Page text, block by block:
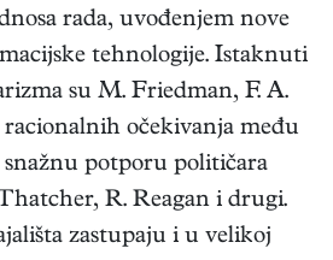
rada, uvođenjem nove
tehnologije. Istaknuti
su M. Friedman, F. A.
očekivanja među
potporu političara
R. Reagan i drugi.
zastupaju i u velikoj